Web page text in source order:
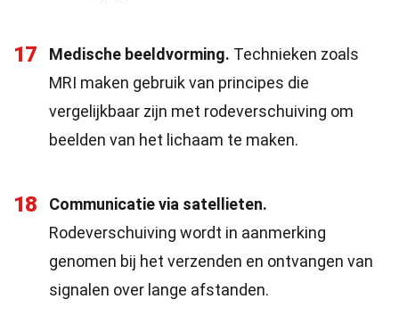
17 Medische beeldvorming. Technieken zoals
MRI maken gebruik van principes die
vergelijkbaar zijn met rodeverschuiving om
beelden van het lichaam te maken.
18
Communicatie via satellieten.
Rodeverschuiving wordt in aanmerking
genomen bij het verzenden en ontvangen van
signalen over lange afstanden.